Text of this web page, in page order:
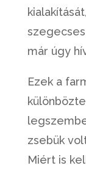
már úgy
Ezek a
zsebük
Miért is